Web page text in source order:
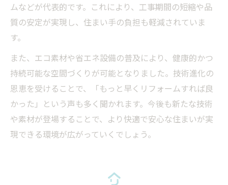
ムなどが代表的です。これにより、工事期間の短縮や品
質の安定が実現し、住まい手の負担も軽減されていま
す。
また、エコ素材や省エネ設備の普及により、健康的かつ
持続可能な空間づくりが可能となりました。技術進化の
恩恵を受けることで、「もっと早くリフォームすれば良
かった」という声も多く聞かれます。今後も新たな技術
や素材が登場することで、より快適で安心な住まいが実
現できる環境が広がっていくでしょう。